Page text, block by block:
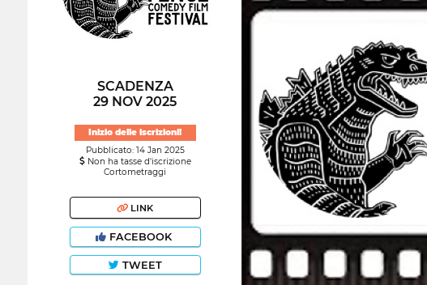
SCADENZA
29 NOV 2025
Inizio delle iscrizioni!
Pubblicato: 14 Jan 2025
Non ha tasse d'iscrizione
Cortometraggi
LINK
FACEBOOK
TWEET